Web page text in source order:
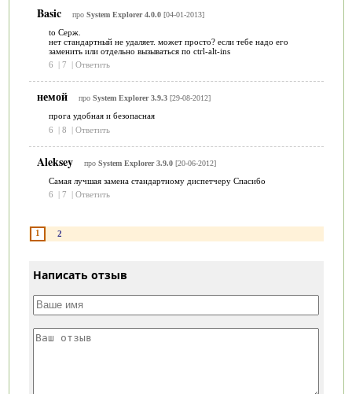
Basic про System Explorer 4.0.0[04-01-2013]
to Серж.
нет стандартный не удаляет. может просто? если тебе надо его
заменить или отдельно вызываться по ctrl-alt-ins
6
| 7 | Ответить
немой про System Explorer 3.9.3[29-08-2012]
прога удобная и безопасная
6
| 8 | Ответить
Aleksey про System Explorer 3.9.0[20-06-2012]
Самая лучшая замена стандартному диспетчеру Спасибо
6
| 7 | Ответить
1 2
Написать отзыв